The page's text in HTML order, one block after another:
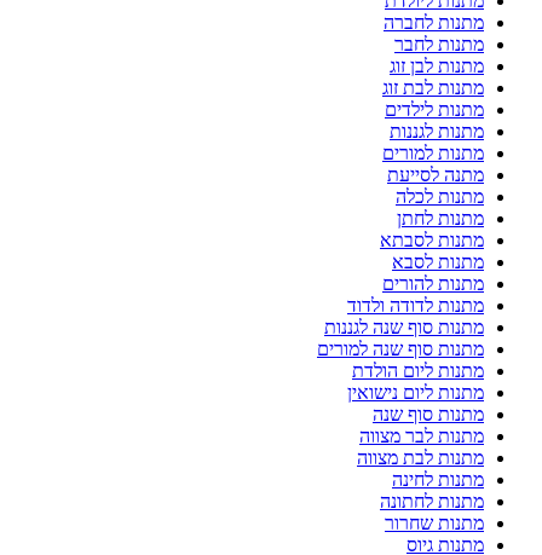
מתנות לחברה
מתנות לחבר
מתנות לבן זוג
מתנות לבת זוג
מתנות לילדים
מתנות לגננות
מתנות למורים
מתנה לסייעת
מתנות לכלה
מתנות לחתן
מתנות לסבתא
מתנות לסבא
מתנות להורים
מתנות לדודה ולדוד
מתנות סוף שנה לגננות
מתנות סוף שנה למורים
מתנות ליום הולדת
מתנות ליום נישואין
מתנות סוף שנה
מתנות לבר מצווה
מתנות לבת מצווה
מתנות לחינה
מתנות לחתונה
מתנות שחרור
מתנות גיוס